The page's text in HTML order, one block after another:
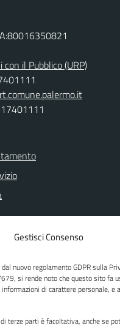
Gestisci Consenso
nuovo regolamento GDPR sulla
si rende noto che questo sito fa
di carattere personale, e
terze parti è facoltativa, anche se
con il Pubblico (URP)